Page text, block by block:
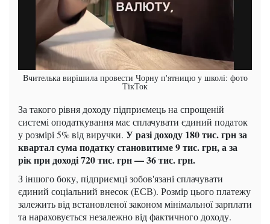
Вчителька вирішила провести Чорну п'ятницю у школі: фото
ТікТок
За такого рівня доходу підприємець на спрощеній
системі оподаткування має сплачувати єдиний податок
у розмірі 5% від виручки. У разі доходу 180 тис. грн за
квартал сума податку становитиме 9 тис. грн, а за
рік при доході 720 тис. грн — 36 тис. грн.
З іншого боку, підприємці зобов'язані сплачувати
єдиний соціальний внесок (ЕСВ). Розмір цього платежу
залежить від встановленої законом мінімальної зарплати
та нараховується незалежно від фактичного доходу.